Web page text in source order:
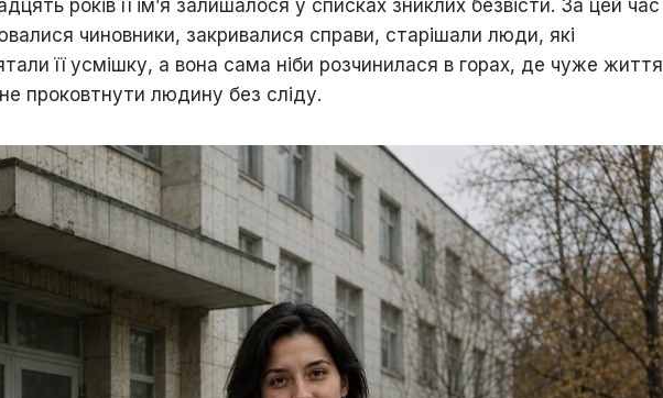
років її ім’я залишалося у списках зниклих безвісти. За цей час
чиновники, закривалися справи, старішали люди, які
її усмішку, а вона сама ніби розчинилася в горах, де чуже життя
проковтнути людину без сліду.